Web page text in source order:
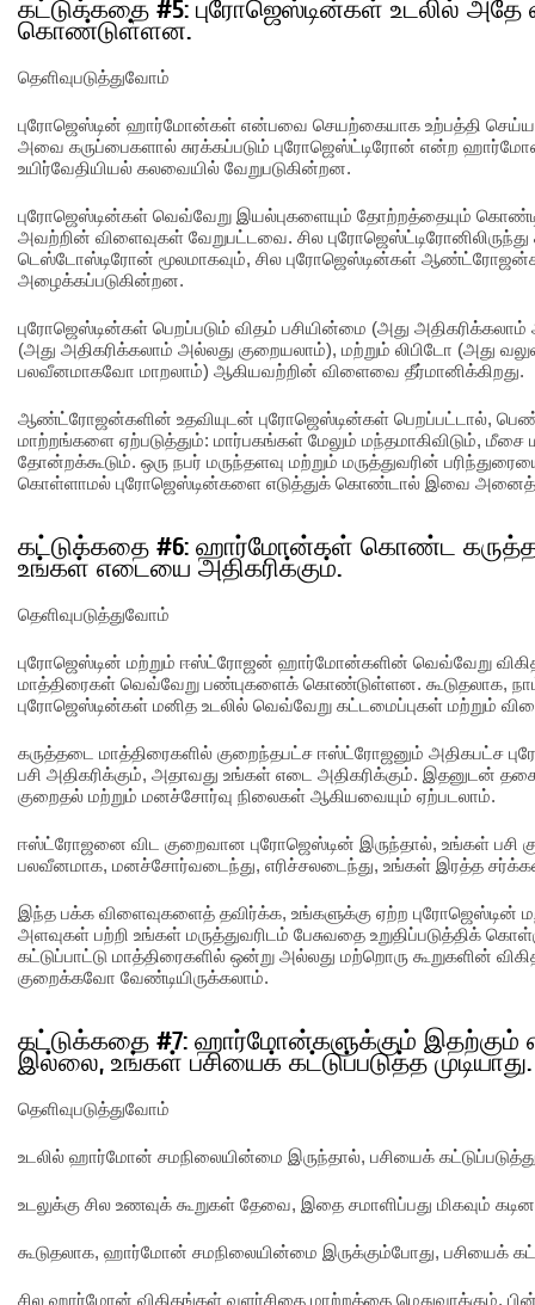
கட்டுக்கதை #5: புரோஜெஸ்டின்கள் உடலில்
கொண்டுள்ளன.
தெளிவுபடுத்துவோம்
புரோஜெஸ்டின் ஹார்மோன்கள் என்பவை செயற்கையாக உற்பத்தி
அவை கருப்பைகளால் சுரக்கப்படும் புரோஜெஸ்ட்டிரோன் என்ற
உயிர்வேதியியல் கலவையில் வேறுபடுகின்றன.
புரோஜெஸ்டின்கள் வெவ்வேறு இயல்புகளையும் தோற்றத்தையும்
அவற்றின் விளைவுகள் வேறுபட்டவை. சில
டெஸ்டோஸ்டிரோன் மூலமாகவும், சில புரோஜெஸ்டின்கள்
அழைக்கப்படுகின்றன.
புரோஜெஸ்டின்கள் பெறப்படும் விதம் பசியின்மை (அது
(அது அதிகரிக்கலாம் அல்லது குறையலாம்), மற்றும் லிபிடோ (அது
பலவீனமாகவோ மாறலாம்) ஆகியவற்றின் விளைவை தீர்மானிக்கிறது.
ஆண்ட்ரோஜன்களின் உதவியுடன் புரோஜெஸ்டின்கள் பெறப்பட்டால்,
மாற்றங்களை ஏற்படுத்தும்: மார்பகங்கள் மேலும் மந்தமாகிவிடும், மீசை
தோன்றக்கூடும். ஒரு நபர் மருந்தளவு மற்றும் மருத்துவரின்
கொள்ளாமல் புரோஜெஸ்டின்களை எடுத்துக் கொண்டால் இவை
கட்டுக்கதை #6: ஹார்மோன்கள் கொண்ட
உங்கள் எடையை அதிகரிக்கும்.
தெளிவுபடுத்துவோம்
புரோஜெஸ்டின் மற்றும் ஈஸ்ட்ரோஜன் ஹார்மோன்களின் வெவ்வேறு
மாத்திரைகள் வெவ்வேறு பண்புகளைக் கொண்டுள்ளன. கூடுதலாக,
புரோஜெஸ்டின்கள் மனித உடலில் வெவ்வேறு கட்டமைப்புகள் மற்றும்
கருத்தடை மாத்திரைகளில் குறைந்தபட்ச ஈஸ்ட்ரோஜனும் அதிகபட்ச
பசி அதிகரிக்கும், அதாவது உங்கள் எடை அதிகரிக்கும். இதனுடன்
குறைதல் மற்றும் மனச்சோர்வு நிலைகள் ஆகியவையும் ஏற்படலாம்.
ஈஸ்ட்ரோஜனை விட குறைவான புரோஜெஸ்டின் இருந்தால், உங்கள் பசி
பலவீனமாக, மனச்சோர்வடைந்து, எரிச்சலடைந்து, உங்கள் இரத்த
இந்த பக்க விளைவுகளைத் தவிர்க்க, உங்களுக்கு ஏற்ற புரோஜெஸ்டின்
அளவுகள் பற்றி உங்கள் மருத்துவரிடம் பேசுவதை உறுதிப்படுத்திக்
கட்டுப்பாட்டு மாத்திரைகளில் ஒன்று அல்லது மற்றொரு கூறுகளின்
குறைக்கவோ வேண்டியிருக்கலாம்.
கட்டுக்கதை #7: ஹார்மோன்களுக்கும் இதற்கும்
இல்லை, உங்கள் பசியைக் கட்டுப்படுத்த முடியாது.
தெளிவுபடுத்துவோம்
உடலில் ஹார்மோன் சமநிலையின்மை இருந்தால், பசியைக்
உடலுக்கு சில உணவுக் கூறுகள் தேவை, இதை சமாளிப்பது மிகவும்
கூடுதலாக, ஹார்மோன் சமநிலையின்மை இருக்கும்போது, பசியைக்
சில ஹார்மோன் விகிதங்கள் வளர்சிதை மாற்றத்தை மெதுவாக்கும்,